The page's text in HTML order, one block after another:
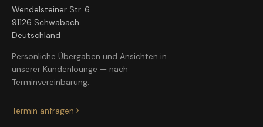
Wendelsteiner Str. 6
91126 Schwabach
Deutschland
Persönliche Übergaben und Ansichten in
unserer Kundenlounge — nach
Terminvereinbarung.
Termin anfragen